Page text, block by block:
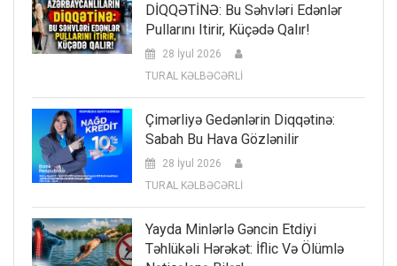
DİQQƏTİNƏ: Bu Səhvləri Edənlər
Pullarını Itirir, Küçədə Qalır!
28 İyul 2026
TURAL KƏLBƏCƏRLİ
Çimərliyə Gedənlərin Diqqətinə:
Sabah Bu Hava Gözlənilir
28 İyul 2026
TURAL KƏLBƏCƏRLİ
Yayda Minlərlə Gəncin Etdiyi
Təhlükəli Hərəkət: İflic Və Ölümlə